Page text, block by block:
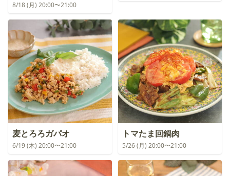
8/18 (月) 20:00〜21:00
麦とろろガパオ
6/19 (木) 20:00〜21:00
トマたま回鍋肉
5/26 (月) 20:00〜21:00